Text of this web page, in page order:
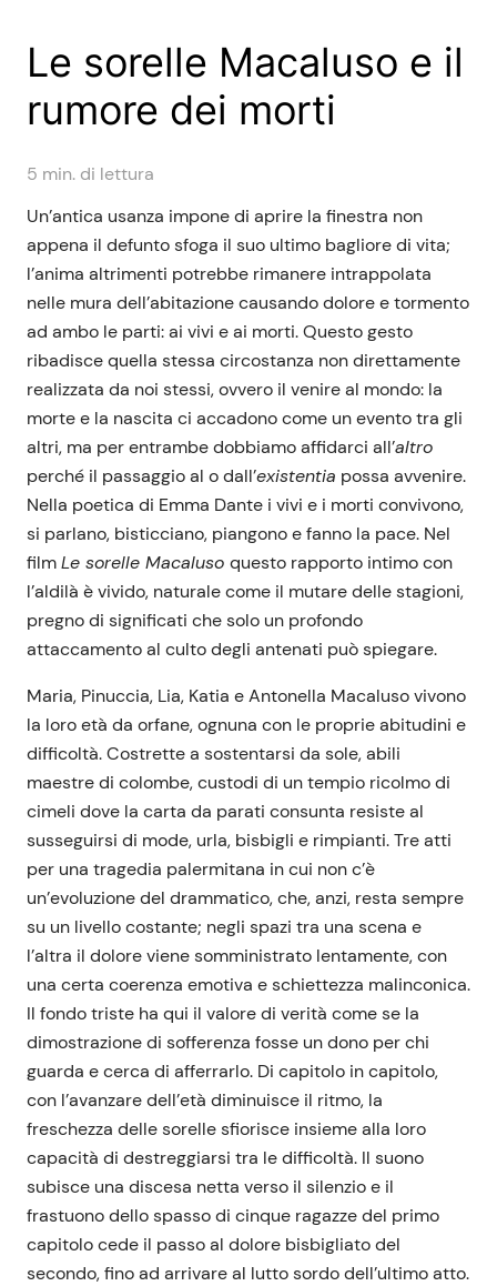
Le sorelle Macaluso e il
rumore dei morti
5 min. di lettura
Un’antica usanza impone di aprire la finestra non
appena il defunto sfoga il suo ultimo bagliore di vita;
l’anima altrimenti potrebbe rimanere intrappolata
nelle mura dell’abitazione causando dolore e tormento
ad ambo le parti: ai vivi e ai morti. Questo gesto
ribadisce quella stessa circostanza non direttamente
realizzata da noi stessi, ovvero il venire al mondo: la
morte e la nascita ci accadono come un evento tra gli
altri, ma per entrambe dobbiamo affidarci all’altro
perché il passaggio al o dall’existentia possa avvenire.
Nella poetica di Emma Dante i vivi e i morti convivono,
si parlano, bisticciano, piangono e fanno la pace. Nel
filmLe sorelle Macaluso questo rapporto intimo con
l’aldilà è vivido, naturale come il mutare delle stagioni,
pregno di significati che solo un profondo
attaccamento al culto degli antenati può spiegare.
Maria, Pinuccia, Lia, Katia e Antonella Macaluso vivono
la loro età da orfane, ognuna con le proprie abitudini e
difficoltà. Costrette a sostentarsi da sole, abili
maestre di colombe, custodi di un tempio ricolmo di
cimeli dove la carta da parati consunta resiste al
susseguirsi di mode, urla, bisbigli e rimpianti. Tre atti
per una tragedia palermitana in cui non c’è
un’evoluzione del drammatico, che, anzi, resta sempre
su un livello costante; negli spazi tra una scena e
l’altra il dolore viene somministrato lentamente, con
una certa coerenza emotiva e schiettezza malinconica.
Il fondo triste ha qui il valore di verità come se la
dimostrazione di sofferenza fosse un dono per chi
guarda e cerca di afferrarlo. Di capitolo in capitolo,
con l’avanzare dell’età diminuisce il ritmo, la
freschezza delle sorelle sfiorisce insieme alla loro
capacità di destreggiarsi tra le difficoltà. Il suono
subisce una discesa netta verso il silenzio e il
frastuono dello spasso di cinque ragazze del primo
capitolo cede il passo al dolore bisbigliato del
secondo, fino ad arrivare al lutto sordo dell’ultimo atto.